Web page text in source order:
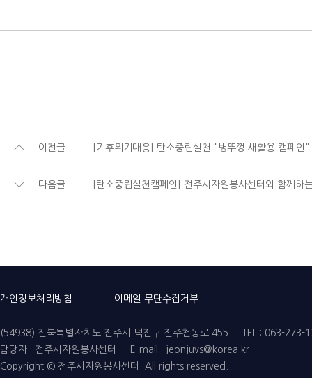
이전글 [기후위기대응] 탄소중립실천 "병뚜껑 새활용 캠페인
다음글 [탄소중립실천캠페인] 전주시자원봉사센터와 함께하
개인정보처리방침 이메일 무단수집거부
(54938) 전북특별자치도 전주시 덕진구 전주천동로 455
TEL : 063-273-
담당자 : 전주시자원봉사센터
E-mail : jeonjuvs@korea.kr
Copyright © 전주시자원봉사센터. All rights reserved.